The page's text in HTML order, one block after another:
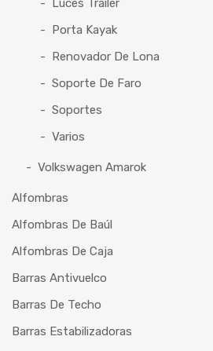
Luces Trailer
Porta Kayak
Renovador De Lona
Soporte De Faro
Soportes
Varios
Volkswagen Amarok
Alfombras
Alfombras De Baúl
Alfombras De Caja
Barras Antivuelco
Barras De Techo
Barras Estabilizadoras